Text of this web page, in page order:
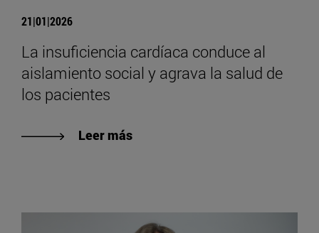
21|01|2026
La insuficiencia cardíaca conduce al
aislamiento social y agrava la salud de
los pacientes
Leer más